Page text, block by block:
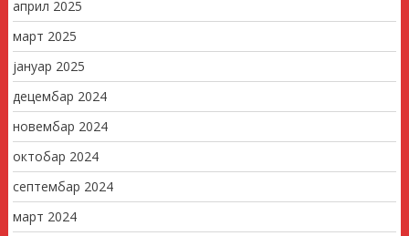
април 2025
март 2025
јануар 2025
децембар 2024
новембар 2024
октобар 2024
септембар 2024
март 2024